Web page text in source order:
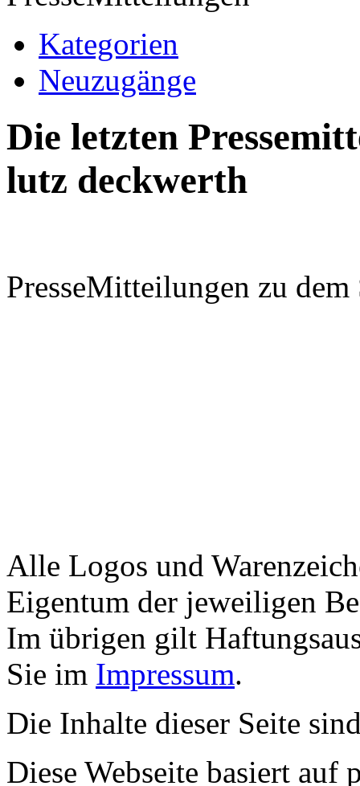
Kategorien
Neuzugänge
Die letzten
lutz deckwerth
PresseMitteilungen zu
Alle Logos und
Eigentum der jeweiligen
Im übrigen gilt
Sie im Impressum.
Die Inhalte dieser Seite
Diese Webseite basiert auf